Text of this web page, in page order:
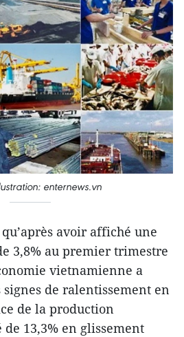
enternews.vn
avoir affiché une
3,8% au premier trimestre
vietnamienne a
de ralentissement en
de la production
13,3% en glissement